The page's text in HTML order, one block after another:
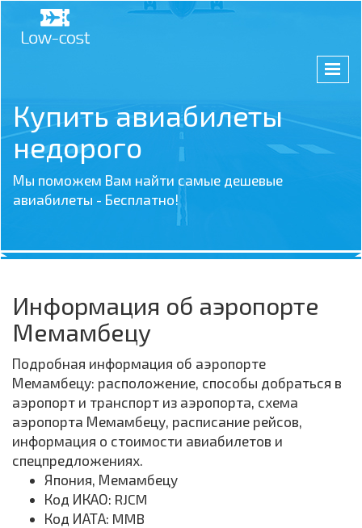
Купить авиабилеты
недорого
Мы поможем Вам найти самые дешевые
авиабилеты - Бесплатно!
Информация об аэропорте
Мемамбецу
Подробная информация об аэропорте
Мемамбецу: расположение, способы добраться в
аэропорт и транспорт из аэропорта, схема
аэропорта Мемамбецу, расписание рейсов,
информация о стоимости авиабилетов и
спецпредложениях.
Япония, Мемамбецу
Код ИКАО: RJCM
Код ИАТА: MMB